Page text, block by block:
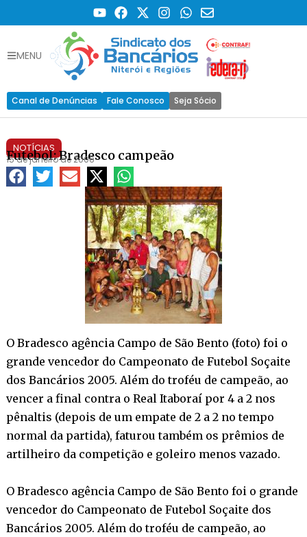
MENU
Canal de Denúncias Fale Conosco Seja Sócio
NOTÍCIAS
Futebol: Bradesco campeão
15 de janeiro de 2006
O Bradesco agência Campo de São Bento (foto) foi o
grande vencedor do Campeonato de Futebol Soçaite
dos Bancários 2005. Além do troféu de campeão, ao
vencer a final contra o Real Itaboraí por 4 a 2 nos
pênaltis (depois de um empate de 2 a 2 no tempo
normal da partida), faturou também os prêmios de
artilheiro da competição e goleiro menos vazado.
O Bradesco agência Campo de São Bento foi o grande
vencedor do Campeonato de Futebol Soçaite dos
Bancários 2005. Além do troféu de campeão, ao